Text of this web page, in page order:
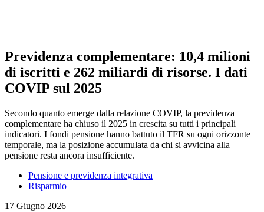
Previdenza complementare: 10,4 milioni
di iscritti e 262 miliardi di risorse. I dati
COVIP sul 2025
Secondo quanto emerge dalla relazione COVIP, la previdenza
complementare ha chiuso il 2025 in crescita su tutti i principali
indicatori. I fondi pensione hanno battuto il TFR su ogni orizzonte
temporale, ma la posizione accumulata da chi si avvicina alla
pensione resta ancora insufficiente.
Pensione e previdenza integrativa
Risparmio
17 Giugno 2026